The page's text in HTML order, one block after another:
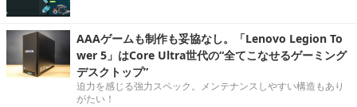
AAAゲームも制作も妥協なし。「Lenovo Legion To
wer 5」はCore Ultra世代の“全てこなせるゲーミング
デスクトップ”
迫力を感じる強力スペック。メンテナンスしやすい構造もあり
がたい！